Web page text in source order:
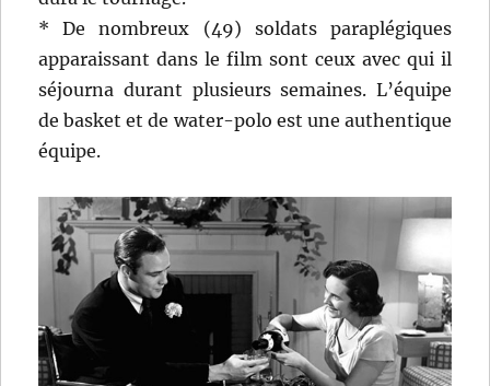
* De nombreux (49) soldats paraplégiques
apparaissant dans le film sont ceux avec qui il
séjourna durant plusieurs semaines. L’équipe
de basket et de water-polo est une authentique
équipe.